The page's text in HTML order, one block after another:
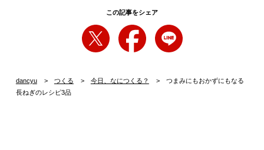
この記事をシェア
dancyu つくる 今日、なにつくる？
つまみにもおかずにもなる
長ねぎのレシピ3品